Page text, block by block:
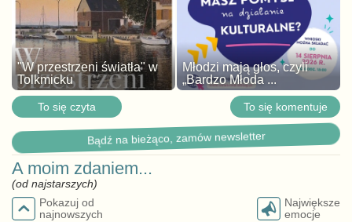
"W przestrzeni światła" w
Tolkmicku
Młodzi mają głos, czyli
„Bardzo Młoda ...
To się czyta To się komentuje
Bądź na bieżąco, zamów newsletter
A moim zdaniem...
(od najstarszych)
Pokazuj od
najnowszych
Największe
emocje